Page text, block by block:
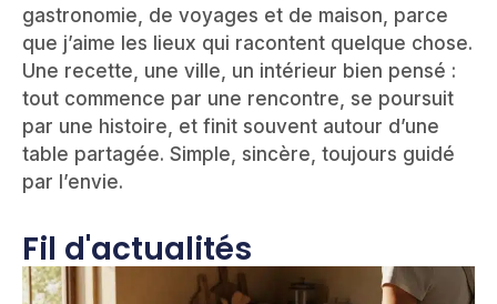
gastronomie, de voyages et de maison, parce
que j’aime les lieux qui racontent quelque chose.
Une recette, une ville, un intérieur bien pensé :
tout commence par une rencontre, se poursuit
par une histoire, et finit souvent autour d’une
table partagée. Simple, sincère, toujours guidé
par l’envie.
Fil d'actualités